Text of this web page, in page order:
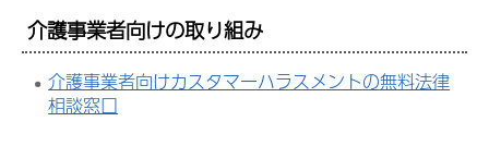
介護事業者向けの取り組み
介護事業者向けカスタマーハラスメントの無料法律
相談窓口